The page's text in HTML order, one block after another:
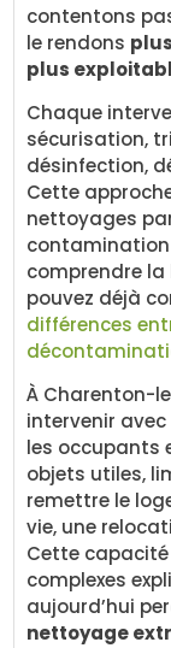
contentons
le rendons
plus
Chaque
sécurisation,
désinfection,
Cette
nettoyages
contamination
comprendre
pouvez déjà
différences
À Charenton-
intervenir avec
les occupants
objets utiles,
remettre le
vie, une
Cette
complexes
aujourd’hui
nettoyage